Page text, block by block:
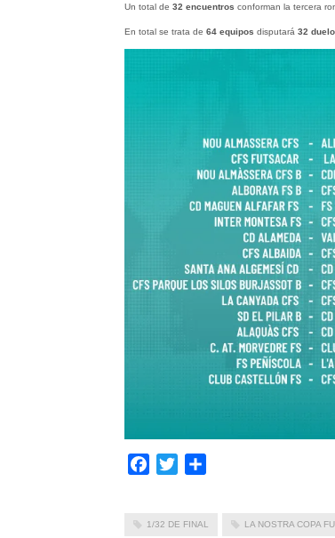
Un total de 32 encuentros conforman la tercera
En total se trata de 64 equipos disputará 32
Facebook
Twitter
1/32 DE FINAL LA NOSTRA COPA